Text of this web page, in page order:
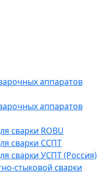
аппаратов
аппаратов
сварки ROBU
сварки ССПТ
сварки УСПТ (Россия)
стыковой сварки